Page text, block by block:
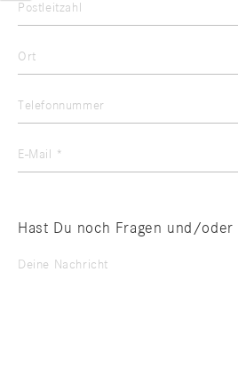
Postleitzahl
Ort
Telefonnummer
E-Mail *
Hast Du noch Fragen und/oder
Deine Nachricht